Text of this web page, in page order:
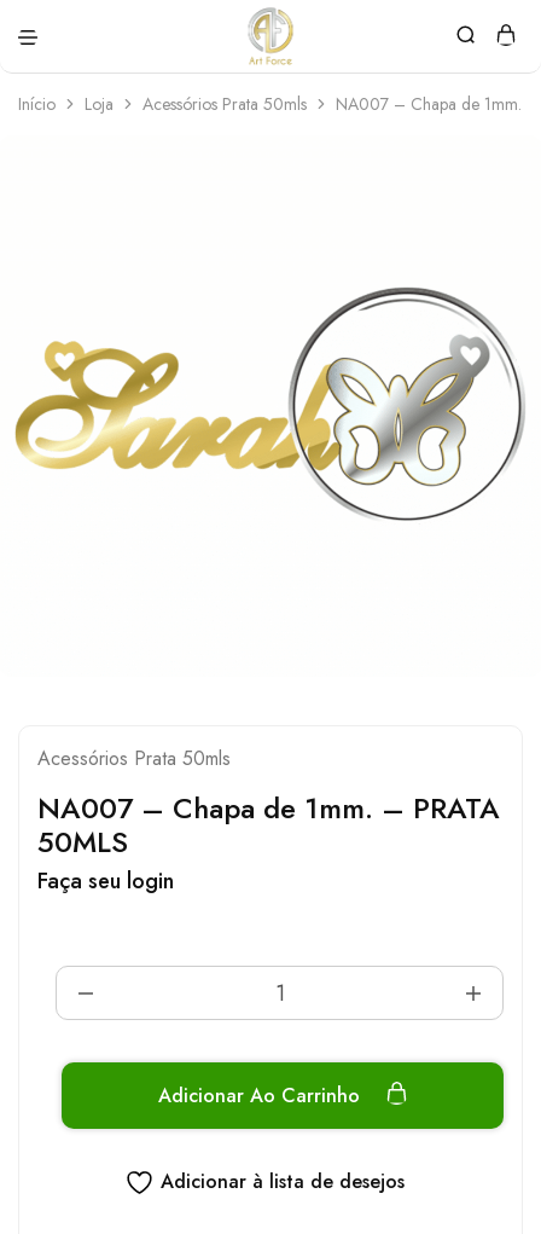
Force
personalizadas
Início Loja Acessórios Prata 50mls NA007 – Chapa de 1mm. –
Acessórios Prata 50mls
NA007 – Chapa de 1mm. – PRATA
50MLS
Faça seu login
Adicionar Ao Carrinho
Adicionar à lista de desejos